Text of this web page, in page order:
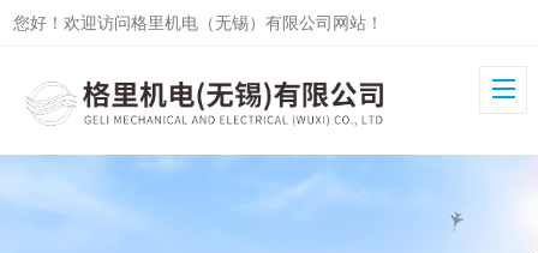
您好！欢迎访问格里机电（无锡）有限公司网站！